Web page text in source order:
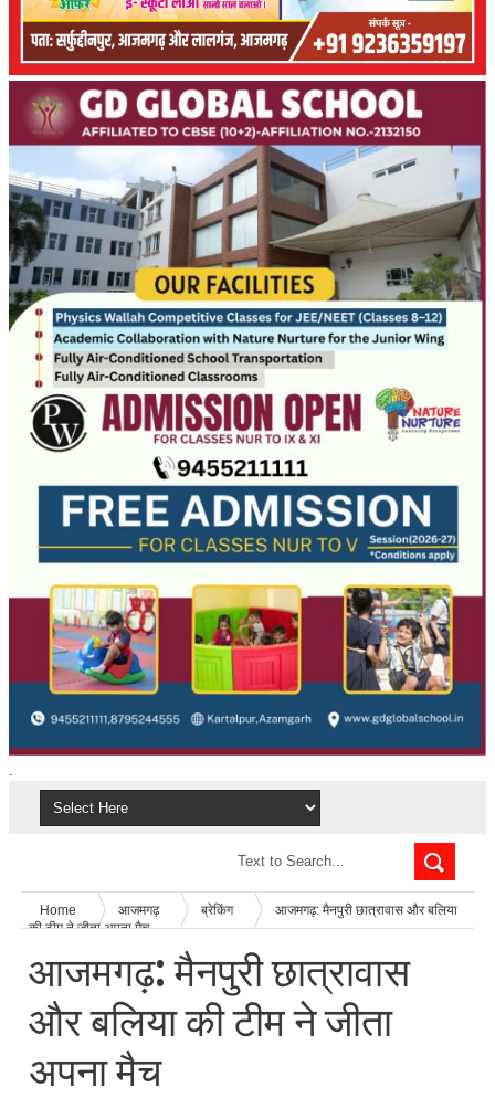
.
Home आजमगढ़ ब्रेकिंग
आजमगढ़: मैनपुरी छात्रावास और बलिया
की टीम ने जीता अपना मैच
आजमगढ़: मैनपुरी छात्रावास
और बलिया की टीम ने जीता
अपना मैच